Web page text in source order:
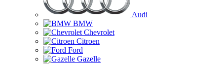
Audi
BMW
Chevrolet
Citroen
Ford
Gazelle